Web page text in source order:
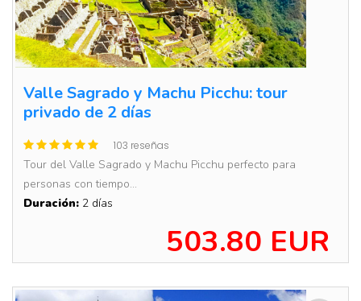
Valle Sagrado y Machu Picchu: tour
privado de 2 días
103 reseñas
Tour del Valle Sagrado y Machu Picchu perfecto para
personas con tiempo...
Duración: 2 días
503.80 EUR